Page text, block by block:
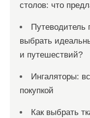
столов: что
Путеводитель
выбрать
и путешествий?
Ингаляторы:
покупкой
Как выбрать